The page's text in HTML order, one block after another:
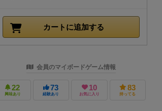
カートに追加する
会員のマイボードゲーム情報
22
興味あり
73
経験あり
10
お気に入り
83
持ってる